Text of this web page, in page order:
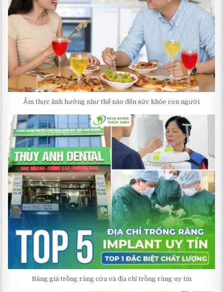
Ẩm thực ảnh hưởng như thế nào đến sức khỏe con người
Bảng giá trồng răng cửa và địa chỉ trồng răng uy tín